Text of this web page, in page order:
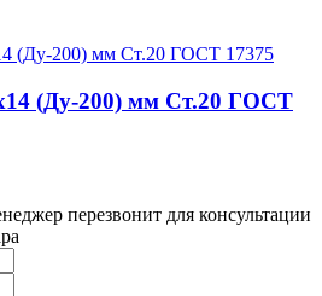
(Ду-200) мм Ст.20 ГОСТ
перезвонит для консультации